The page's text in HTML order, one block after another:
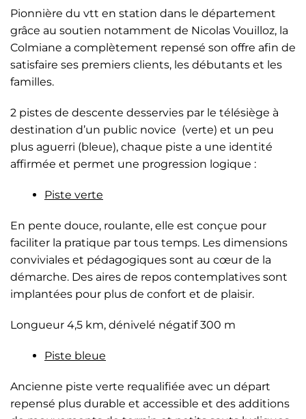
Pionnière du vtt en station dans le département
grâce au soutien notamment de Nicolas Vouilloz, la
Colmiane a complètement repensé son offre afin de
satisfaire ses premiers clients, les débutants et les
familles.
2 pistes de descente desservies par le télésiège à
destination d’un public novice (verte) et un peu
plus aguerri (bleue), chaque piste a une identité
affirmée et permet une progression logique :
Piste verte
En pente douce, roulante, elle est conçue pour
faciliter la pratique par tous temps. Les dimensions
conviviales et pédagogiques sont au cœur de la
démarche. Des aires de repos contemplatives sont
implantées pour plus de confort et de plaisir.
Longueur 4,5 km, dénivelé négatif 300 m
Piste bleue
Ancienne piste verte requalifiée avec un départ
repensé plus durable et accessible et des additions